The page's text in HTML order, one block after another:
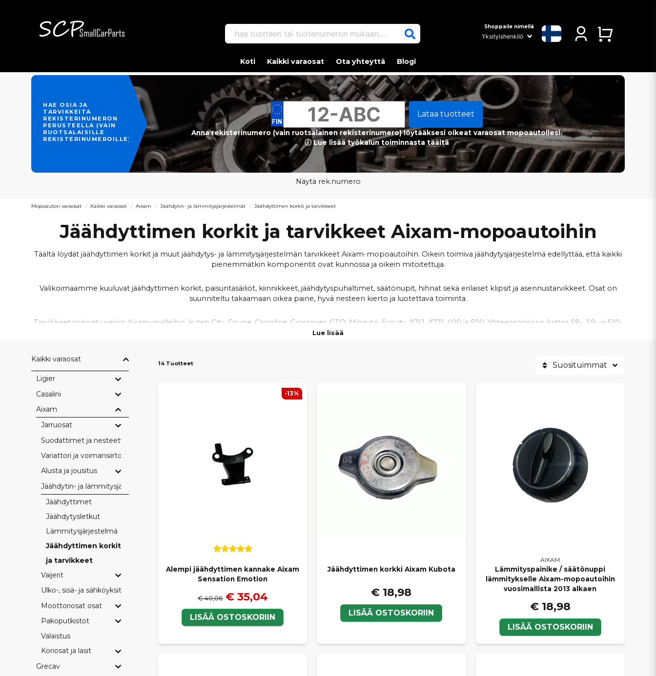
hae tuotteen tai tuotenumeron mukaan.... Shoppaile nimellä
Koti Kaikki varaosat Ota yhteyttä Blogi
HAE OSIA JA
TARVIKKEITA
REKISTERINUMERON
PERUSTEELLA (VAIN
RUOTSALAISILLE
REKISTERINUMEROILLE)
Lataa tuotteet
Anna rekisterinumero (vain ruotsalainen rekisterinumero) löytääksesi oikeat varaosat mopoautollesi.
ⓘ Lue lisää työkalun toiminnasta täältä
Näytä rek.numero
Mopoauton varaosat Kaikki varaosat Aixam Jäähdytin- ja lämmitysjärjestelmät Jäähdyttimen korkit ja tarvikkeet
Jäähdyttimen korkit ja tarvikkeet Aixam-mopoautoihin
Täältä löydät jäähdyttimen korkit ja muut jäähdytys- ja lämmitysjärjestelmän tarvikkeet Aixam-mopoautoihin. Oikein toimiva jäähdytysjärjestelmä edellyttää, että kaikki
pienemmätkin komponentit ovat kunnossa ja oikein mitoitettuja.
Valikoimaamme kuuluvat jäähdyttimen korkit, paisuntasäiliöt, kiinnikkeet, jäähdytyspuhaltimet, säätönupit, hihnat sekä erilaiset klipsit ja asennustarvikkeet. Osat on
suunniteltu takaamaan oikea paine, hyvä nesteen kierto ja luotettava toiminta.
Tarvikkeet sopivat useisiin Aixam-malleihin, kuten City, Coupe, Crossline, Crossover, GTO, Minauto, Scouty, A741, A721, 400 ja 500. Yhteensopivuus kattaa S8-, S9- ja S10-
sarjat.
Viallinen jäähdyttimen korkki tai vaurioitunut paisuntasäiliö voi aiheuttaa jäähdytysnesteen häviämistä ja moottorin ylikuumenemista. Oikea-aikainen vaihto parantaa
Olipa kyse yksittäisen jäähdyttimen korkin vaihdosta tai koko jäähdytysjärjestelmän huollosta, löydät meiltä oikeat tarvikkeet Aixam-mopoautoosi. Mallikohtaiset
tuotteet ja nopea toimitus tekevät huollosta helppoa ja turva
Lue lisää
Kaikki varaosat
Ligier
Casalini
Aixam
Jarruosat
Suodattimet ja nesteet
Variattori ja voimansiirto
Alusta ja jousitus
Jäähdytin- ja lämmitysjärjestelmät
Jäähdyttimet
Jäähdytysletkut
Lämmitysjärjestelmä
Jäähdyttimen korkit
ja tarvikkeet
Vaijerit
Ulko-, sisä- ja sähköyksityiskohdat
Moottoriosat osat
Pakoputkistot
Valaistus
Koriosat ja lasit
Grecav
14 Tuotteet Suosituimmat
Alempi jäähdyttimen kannake Aixam
Sensation Emotion
€ 40,06 € 35,04
LISÄÄ OSTOSKORIIN
-13%
Jäähdyttimen korkki Aixam Kubota
€ 18,98
LISÄÄ OSTOSKORIIN
AIXAM
Lämmityspainike / säätönuppi
lämmitykselle Aixam-mopoautoihin
vuosimallista 2013 alkaen
€ 18,98
LISÄÄ OSTOSKORIIN